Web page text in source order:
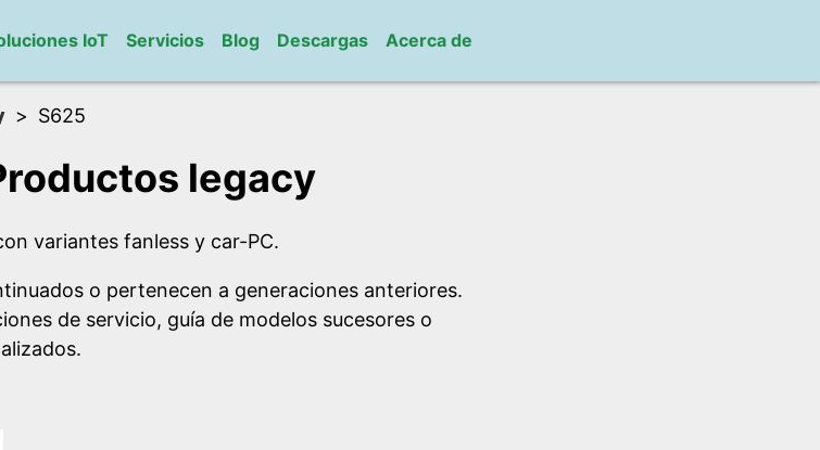
IoT Servicios Blog Descargas Acerca de
S625
legacy
variantes fanless y car-PC.
o pertenecen a generaciones anteriores.
de servicio, guía de modelos sucesores o